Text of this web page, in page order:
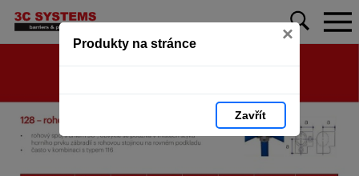
Produkty na stránce ×
Zavřít